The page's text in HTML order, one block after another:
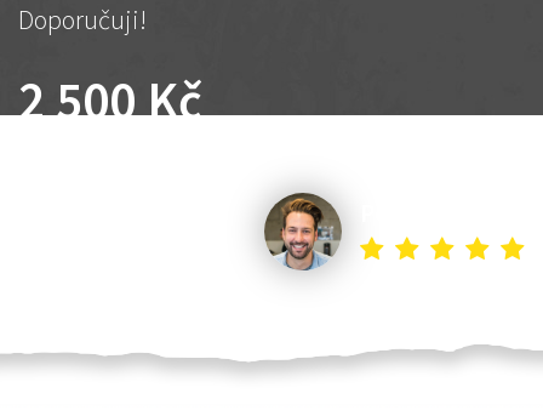
Doporučuji!
2 500 Kč